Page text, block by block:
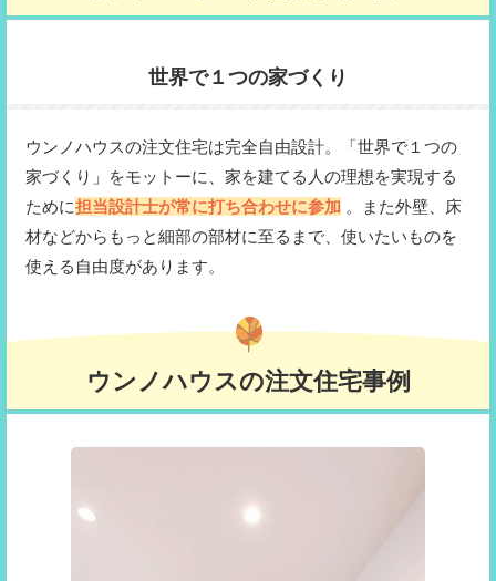
世界で１つの家づくり
ウンノハウスの注文住宅は完全自由設計。「世界で１つの
家づくり」をモットーに、家を建てる人の理想を実現する
ために担当設計士が常に打ち合わせに参加 。また外壁、床
材などからもっと細部の部材に至るまで、使いたいものを
使える自由度があります。
ウンノハウスの注文住宅事例